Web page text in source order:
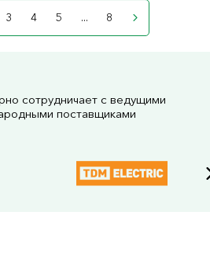
3 4 5 ... 8
сотрудничает с ведущими
поставщиками